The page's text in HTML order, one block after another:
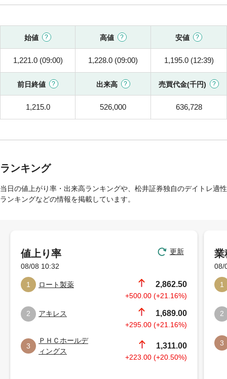
始値 高値 安値
1,221.0 (09:00) 1,228.0 (09:00) 1,195.0 (12:39)
前日終値 出来高 売買代金(千円)
1,215.0 526,000 636,728
ランキング
当日の値上がり率・出来高ランキングや、松井証券独自のデイトレ適性
ランキングなどの情報を掲載しています。